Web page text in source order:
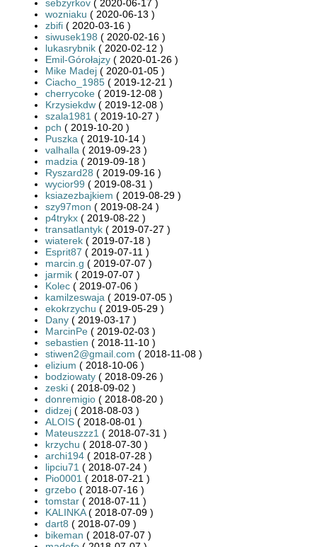
sebzyrkov ( 2020-06-17 )
wozniaku ( 2020-06-13 )
zbifi ( 2020-03-16 )
siwusek198 ( 2020-02-16 )
lukasrybnik ( 2020-02-12 )
Emil-Górołajzy ( 2020-01-26 )
Mike Madej ( 2020-01-05 )
Ciacho_1985 ( 2019-12-21 )
cherrycoke ( 2019-12-08 )
Krzysiekdw ( 2019-12-08 )
szala1981 ( 2019-10-27 )
pch ( 2019-10-20 )
Puszka ( 2019-10-14 )
valhalla ( 2019-09-23 )
madzia ( 2019-09-18 )
Ryszard28 ( 2019-09-16 )
wycior99 ( 2019-08-31 )
ksiazezbajkiem ( 2019-08-29 )
szy97mon ( 2019-08-24 )
p4trykx ( 2019-08-22 )
transatlantyk ( 2019-07-27 )
wiaterek ( 2019-07-18 )
Esprit87 ( 2019-07-11 )
marcin.g ( 2019-07-07 )
jarmik ( 2019-07-07 )
Kolec ( 2019-07-06 )
kamilzeswaja ( 2019-07-05 )
ekokrzychu ( 2019-05-29 )
Dany ( 2019-03-17 )
MarcinPe ( 2019-02-03 )
sebastien ( 2018-11-10 )
stiwen2@gmail.com ( 2018-11-08 )
elizium ( 2018-10-06 )
bodziowaty ( 2018-09-26 )
zeski ( 2018-09-02 )
donremigio ( 2018-08-20 )
didzej ( 2018-08-03 )
ALOIS ( 2018-08-01 )
Mateuszzz1 ( 2018-07-31 )
krzychu ( 2018-07-30 )
archi194 ( 2018-07-28 )
lipciu71 ( 2018-07-24 )
Pio0001 ( 2018-07-21 )
grzebo ( 2018-07-16 )
tomstar ( 2018-07-11 )
KALINKA( 2018-07-09 )
dart8 ( 2018-07-09 )
bikeman ( 2018-07-07 )